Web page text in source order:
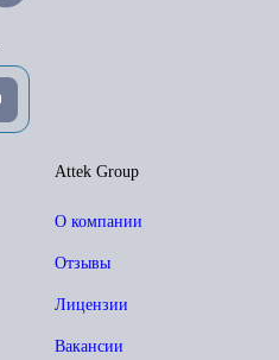
Attek Group
О компании
Отзывы
Лицензии
Вакансии